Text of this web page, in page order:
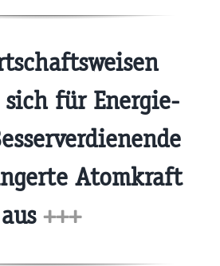
sich für Energie-
Atomkraft
aus +++